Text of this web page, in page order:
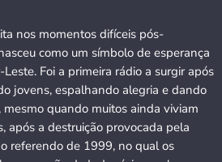
nos momentos difíceis pós-
como um símbolo de esperança
Foi a primeira rádio a surgir após
jovens, espalhando alegria e dando
quando muitos ainda viviam
após a destruição provocada pela
referendo de 1999, no qual os